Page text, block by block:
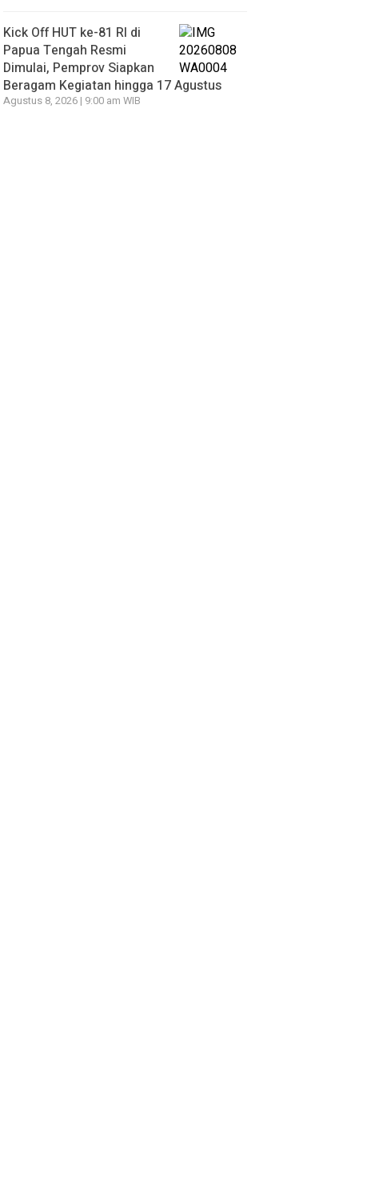
Kick Off HUT ke-81 RI di
Papua Tengah Resmi
Dimulai, Pemprov Siapkan
Beragam Kegiatan hingga 17 Agustus
Agustus 8, 2026 | 9:00 am WIB